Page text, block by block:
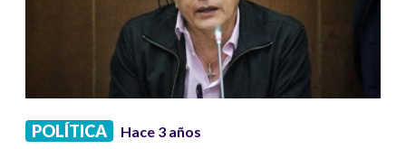
POLÍTICA Hace 3 años